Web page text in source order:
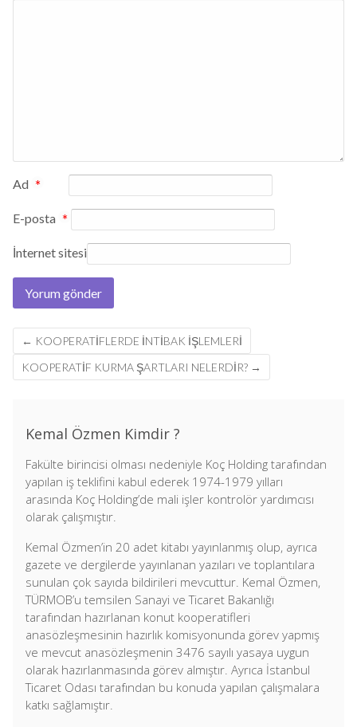
Ad *
E-posta *
İnternet sitesi
Post
navigation
← KOOPERATIFLERDE İNTIBAK İŞLEMLERI
KOOPERATIF KURMA ŞARTLARI NELERDIR? →
Kemal Özmen Kimdir ?
Fakülte birincisi olması nedeniyle Koç Holding tarafından
yapılan iş teklifini kabul ederek 1974-1979 yılları
arasında Koç Holding’de mali işler kontrolör yardımcısı
olarak çalışmıştır.
Kemal Özmen’in 20 adet kitabı yayınlanmış olup, ayrıca
gazete ve dergilerde yayınlanan yazıları ve toplantılara
sunulan çok sayıda bildirileri mevcuttur. Kemal Özmen,
TÜRMOB’u temsilen Sanayi ve Ticaret Bakanlığı
tarafından hazırlanan konut kooperatifleri
anasözleşmesinin hazırlık komisyonunda görev yapmış
ve mevcut anasözleşmenin 3476 sayılı yasaya uygun
olarak hazırlanmasında görev almıştır. Ayrıca İstanbul
Ticaret Odası tarafından bu konuda yapılan çalışmalara
katkı sağlamıştır.